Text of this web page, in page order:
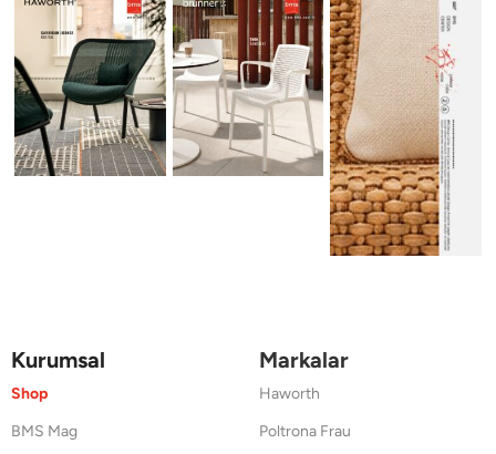
Kurumsal
Shop
BMS Mag
Markalar
Haworth
Poltrona Frau